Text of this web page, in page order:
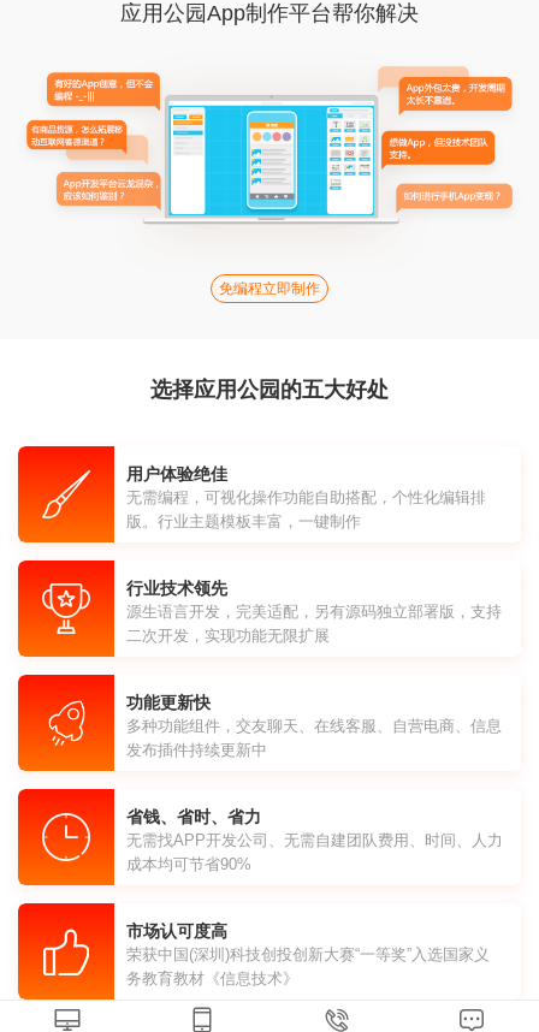
应用公园App制作平台帮你解决
免编程立即制作
选择应用公园的五大好处
用户体验绝佳
无需编程，可视化操作功能自助搭配，个性化编辑排
版。行业主题模板丰富，一键制作
行业技术领先
源生语言开发，完美适配，另有源码独立部署版，支持
二次开发，实现功能无限扩展
功能更新快
多种功能组件，交友聊天、在线客服、自营电商、信息
发布插件持续更新中
省钱、省时、省力
无需找APP开发公司、无需自建团队费用、时间、人力
成本均可节省90%
市场认可度高
荣获中国(深圳)科技创投创新大赛“一等奖”入选国家义
务教育教材《信息技术》